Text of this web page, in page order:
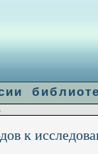
к